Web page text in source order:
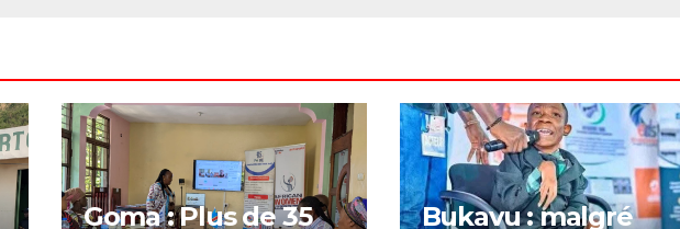
Goma : Plus de 35
Bukavu : malgré